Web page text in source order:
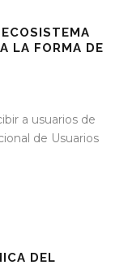
LA FORMA DE
a usuarios de
de Usuarios
DEL